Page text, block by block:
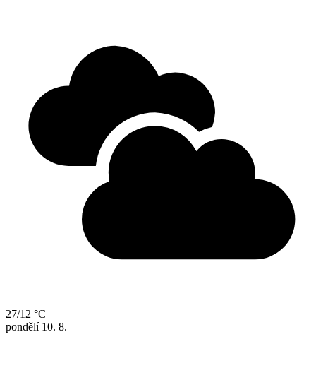
27/12 °C
pondělí 10. 8.